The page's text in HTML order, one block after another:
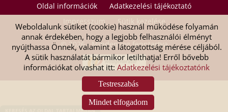
© 2026 - Minden jog fenntartva
Oldal információk
Adatkezelési tájékoztató
Impresszum
Sütik kezelése
Mindet elfogadom
Testreszabás
Weboldalunk sütiket (cookie) használ működése folyamán
annak érdekében, hogy a legjobb felhasználói élményt
nyújthassa Önnek, valamint a látogatottság mérése céljából.
A sütik használatát bármikor letilthatja! Erről bővebb
információkat olvashat itt: Adatkezelési tájékoztatónk
KERESÉS AZ OLDAL TARTALMÁBAN